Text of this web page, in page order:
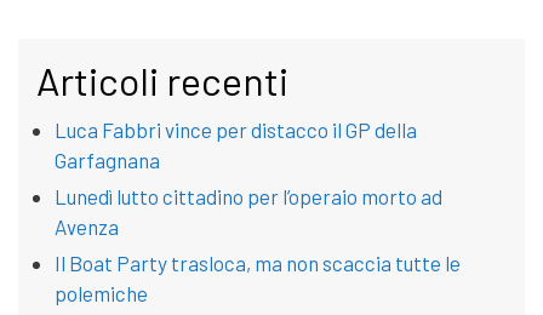
Articoli recenti
Luca Fabbri vince per distacco il GP della
Garfagnana
Lunedì lutto cittadino per l’operaio morto ad
Avenza
Il Boat Party trasloca, ma non scaccia tutte le
polemiche